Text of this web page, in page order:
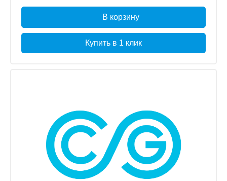
В корзину
Купить в 1 клик